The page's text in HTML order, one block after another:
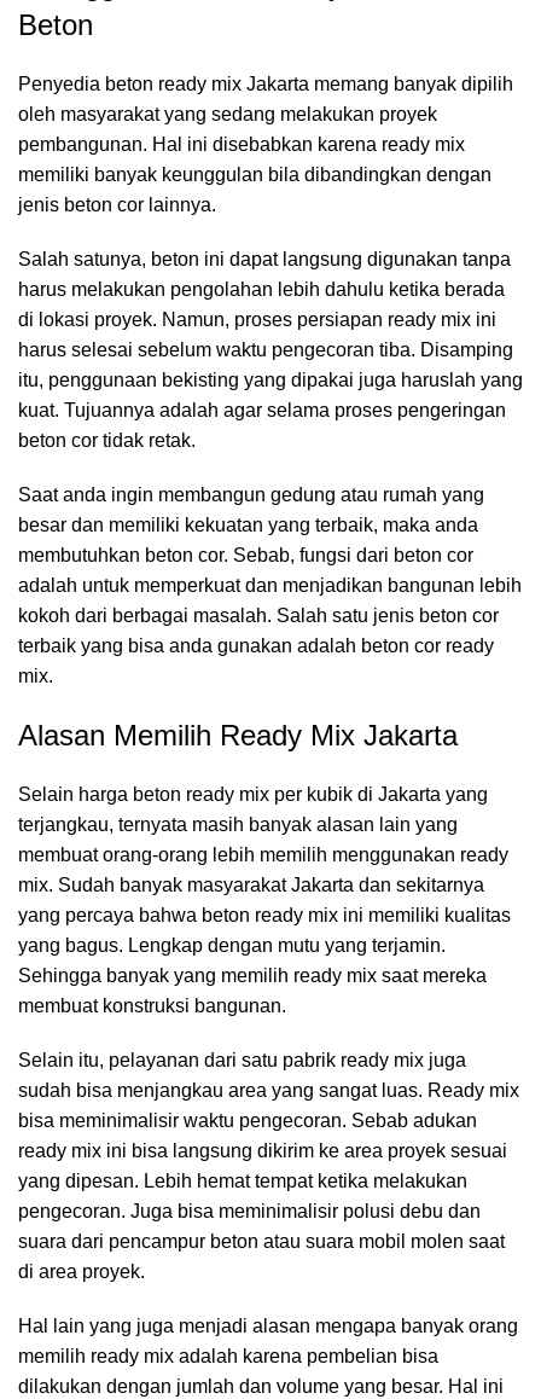
Beton
Penyedia beton ready mix Jakarta memang banyak dipilih
oleh masyarakat yang sedang melakukan proyek
pembangunan. Hal ini disebabkan karena ready mix
memiliki banyak keunggulan bila dibandingkan dengan
jenis beton cor lainnya.
Salah satunya, beton ini dapat langsung digunakan tanpa
harus melakukan pengolahan lebih dahulu ketika berada
di lokasi proyek. Namun, proses persiapan ready mix ini
harus selesai sebelum waktu pengecoran tiba. Disamping
itu, penggunaan bekisting yang dipakai juga haruslah yang
kuat. Tujuannya adalah agar selama proses pengeringan
beton cor tidak retak.
Saat anda ingin membangun gedung atau rumah yang
besar dan memiliki kekuatan yang terbaik, maka anda
membutuhkan beton cor. Sebab, fungsi dari beton cor
adalah untuk memperkuat dan menjadikan bangunan lebih
kokoh dari berbagai masalah. Salah satu jenis beton cor
terbaik yang bisa anda gunakan adalah beton cor ready
mix.
Alasan Memilih Ready Mix Jakarta
Selain harga beton ready mix per kubik di Jakarta yang
terjangkau, ternyata masih banyak alasan lain yang
membuat orang-orang lebih memilih menggunakan ready
mix. Sudah banyak masyarakat Jakarta dan sekitarnya
yang percaya bahwa beton ready mix ini memiliki kualitas
yang bagus. Lengkap dengan mutu yang terjamin.
Sehingga banyak yang memilih ready mix saat mereka
membuat konstruksi bangunan.
Selain itu, pelayanan dari satu pabrik ready mix juga
sudah bisa menjangkau area yang sangat luas. Ready mix
bisa meminimalisir waktu pengecoran. Sebab adukan
ready mix ini bisa langsung dikirim ke area proyek sesuai
yang dipesan. Lebih hemat tempat ketika melakukan
pengecoran. Juga bisa meminimalisir polusi debu dan
suara dari pencampur beton atau suara mobil molen saat
di area proyek.
Hal lain yang juga menjadi alasan mengapa banyak orang
memilih ready mix adalah karena pembelian bisa
dilakukan dengan jumlah dan volume yang besar. Hal ini